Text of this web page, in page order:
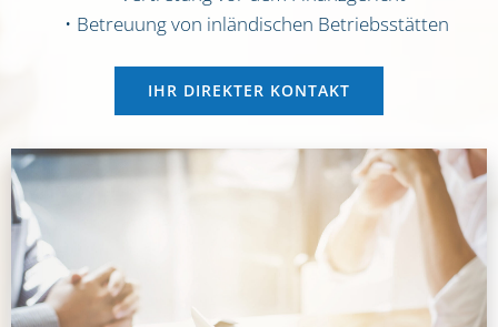
Betreu­ung von inlän­di­schen Betriebs­stät­ten
IHR DIREK­TER KON­TAKT